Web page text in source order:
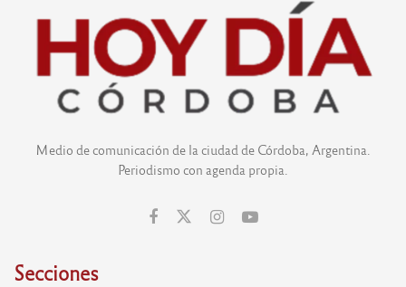
Medio de comunicación de la ciudad de Córdoba, Argentina.
Periodismo con agenda propia.
Secciones